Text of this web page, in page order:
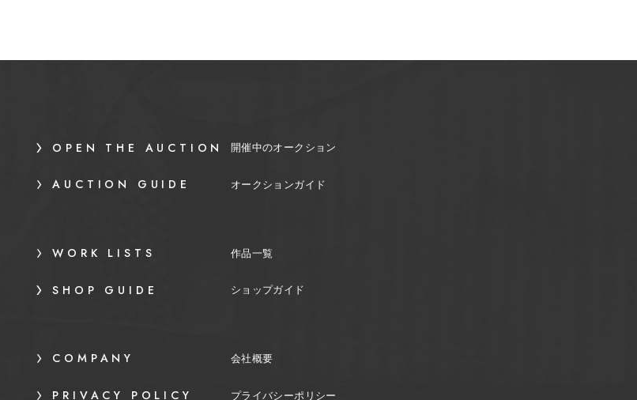
OPEN THE AUCTION 開催中のオークション
AUCTION GUIDE オークションガイド
WORK LISTS 作品一覧
SHOP GUIDE ショップガイド
COMPANY 会社概要
PRIVACY POLICY プライバシーポリシー